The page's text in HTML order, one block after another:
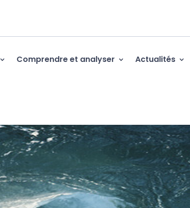
Comprendre et analyser Actualités